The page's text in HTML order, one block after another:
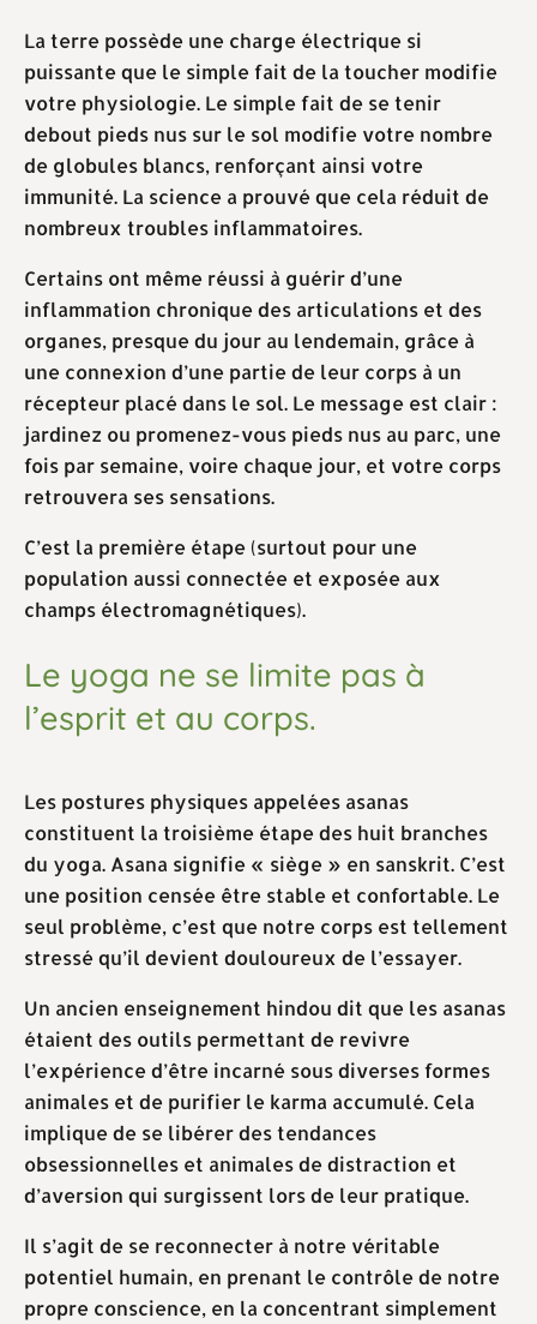
La terre possède une charge électrique si
puissante que le simple fait de la toucher modifie
votre physiologie. Le simple fait de se tenir
debout pieds nus sur le sol modifie votre nombre
de globules blancs, renforçant ainsi votre
immunité. La science a prouvé que cela réduit de
nombreux troubles inflammatoires.
Certains ont même réussi à guérir d’une
inflammation chronique des articulations et des
organes, presque du jour au lendemain, grâce à
une connexion d’une partie de leur corps à un
récepteur placé dans le sol. Le message est clair :
jardinez ou promenez-vous pieds nus au parc, une
fois par semaine, voire chaque jour, et votre corps
retrouvera ses sensations.
C’est la première étape (surtout pour une
population aussi connectée et exposée aux
champs électromagnétiques).
Le yoga ne se limite pas à
l’esprit et au corps.
Les postures physiques appelées asanas
constituent la troisième étape des huit branches
du yoga. Asana signifie « siège » en sanskrit. C’est
une position censée être stable et confortable. Le
seul problème, c’est que notre corps est tellement
stressé qu’il devient douloureux de l’essayer.
Un ancien enseignement hindou dit que les asanas
étaient des outils permettant de revivre
l’expérience d’être incarné sous diverses formes
animales et de purifier le karma accumulé. Cela
implique de se libérer des tendances
obsessionnelles et animales de distraction et
d’aversion qui surgissent lors de leur pratique.
Il s’agit de se reconnecter à notre véritable
potentiel humain, en prenant le contrôle de notre
propre conscience, en la concentrant simplement